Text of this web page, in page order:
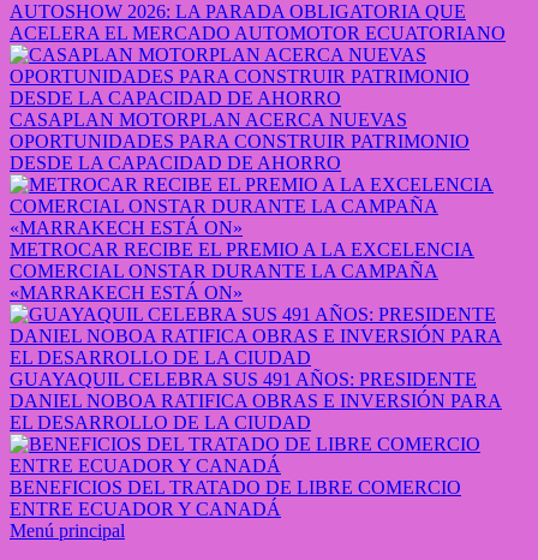
AUTOSHOW 2026: LA PARADA OBLIGATORIA QUE
ACELERA EL MERCADO AUTOMOTOR ECUATORIANO
CASAPLAN MOTORPLAN ACERCA NUEVAS
OPORTUNIDADES PARA CONSTRUIR PATRIMONIO
DESDE LA CAPACIDAD DE AHORRO
METROCAR RECIBE EL PREMIO A LA EXCELENCIA
COMERCIAL ONSTAR DURANTE LA CAMPAÑA
«MARRAKECH ESTÁ ON»
GUAYAQUIL CELEBRA SUS 491 AÑOS: PRESIDENTE
DANIEL NOBOA RATIFICA OBRAS E INVERSIÓN PARA
EL DESARROLLO DE LA CIUDAD
BENEFICIOS DEL TRATADO DE LIBRE COMERCIO
ENTRE ECUADOR Y CANADÁ
Menú principal